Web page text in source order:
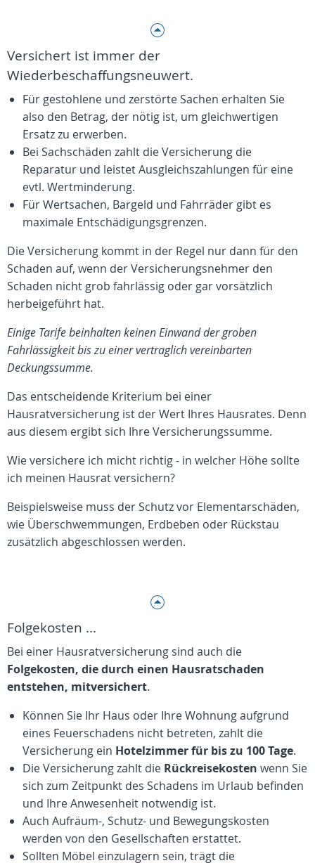
Versichert ist immer der
Wiederbeschaffungsneuwert.
Für gestohlene und zerstörte Sachen erhalten Sie
also den Betrag, der nötig ist, um gleichwertigen
Ersatz zu erwerben.
Bei Sachschäden zahlt die Versicherung die
Reparatur und leistet Ausgleichszahlungen für eine
evtl. Wertminderung.
Für Wertsachen, Bargeld und Fahrräder gibt es
maximale Entschädigungsgrenzen.
Die Versicherung kommt in der Regel nur dann für den
Schaden auf, wenn der Versicherungsnehmer den
Schaden nicht grob fahrlässig oder gar vorsätzlich
herbeigeführt hat.
Einige Tarife beinhalten keinen Einwand der groben
Fahrlässigkeit bis zu einer vertraglich vereinbarten
Deckungssumme.
Das entscheidende Kriterium bei einer
Hausratversicherung ist der Wert Ihres Hausrates. Denn
aus diesem ergibt sich Ihre Versicherungssumme.
Wie versichere ich micht richtig - in welcher Höhe sollte
ich meinen Hausrat versichern?
Beispielsweise muss der Schutz vor Elementarschäden,
wie Überschwemmungen, Erdbeben oder Rückstau
zusätzlich abgeschlossen werden.
Folgekosten ...
Bei einer Hausratversicherung sind auch die
Folgekosten, die durch einen Hausratschaden
entstehen, mitversichert.
Können Sie Ihr Haus oder Ihre Wohnung aufgrund
eines Feuerschadens nicht betreten, zahlt die
Versicherung ein Hotelzimmer für bis zu 100 Tage.
Die Versicherung zahlt die Rückreisekosten wenn Sie
sich zum Zeitpunkt des Schadens im Urlaub befinden
und Ihre Anwesenheit notwendig ist.
Auch Aufräum-, Schutz- und Bewegungskosten
werden von den Gesellschaften erstattet.
Sollten Möbel einzulagern sein, trägt die